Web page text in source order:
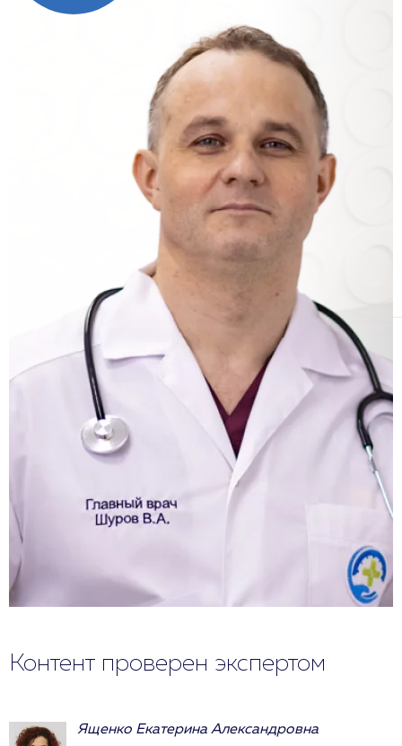
Контент проверен экспертом
Ященко Екатерина Александровна